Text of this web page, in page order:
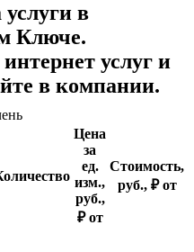
в
Ключе.
услуг и
в компании.
Цена
за
ед.
изм.,
руб.,
₽ от
Стоимость,
руб., ₽ от